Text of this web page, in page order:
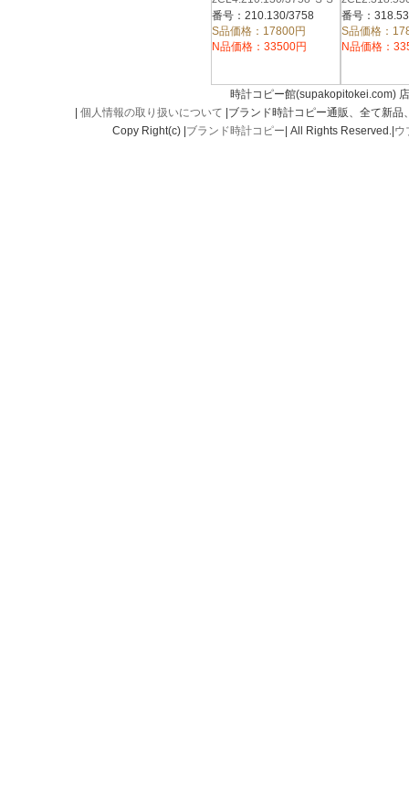
ブレス ホワイト
番号：210.130/3758
S品価格：17800円
N品価格：33500円
バー クロ
ス ワインレ
番号：
S品価格：
N品価格：
時計コピー館(supakopitokei.com)
個人情報の取り扱いについて |ブランド時計コピー通販、全て新
Copy Right(c) | ブランド時計コピー | All Rights Reserved.| ウ